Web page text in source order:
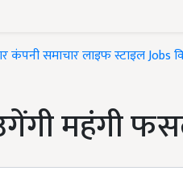
कंपनी समाचारलाइफ स्टाइलJobs
महंगी